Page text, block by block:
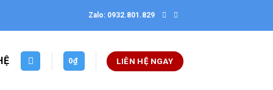
Zalo: 0932.801.829
0₫ LIÊN HỆ NGAY